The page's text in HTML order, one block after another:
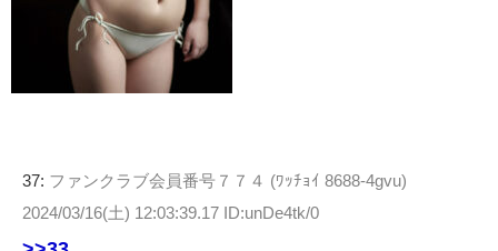
37: ファンクラブ会員番号７７４ (ﾜｯﾁｮｲ 8688-4gvu)
2024/03/16(土) 12:03:39.17 ID:unDe4tk/0